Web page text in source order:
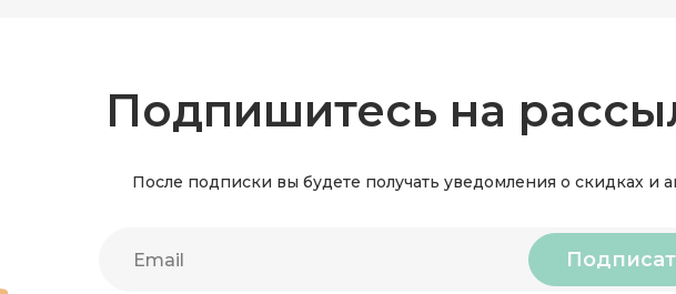
Подпишитесь на
После подписки вы будете получать уведомления о скидках и